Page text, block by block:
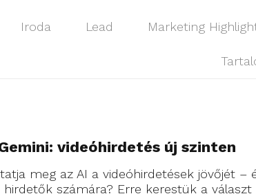
Iroda Lead Marketing
videóhirdetés új szinten
meg az AI a videóhirdetések jövőjét –
számára? Erre kerestük a választ